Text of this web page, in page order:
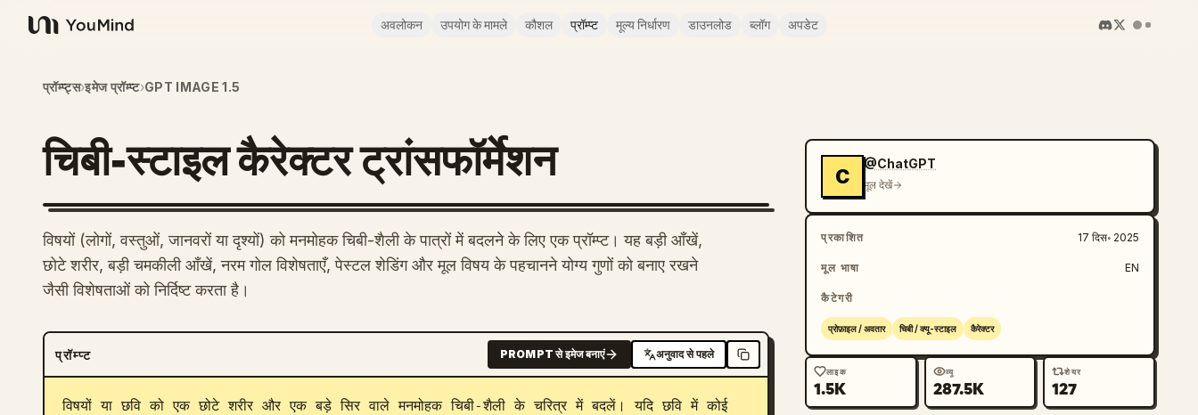
YouMind
अवलोकन उपयोग के मामले कौशल प्रॉम्प्ट मूल्य निर्धारण डाउनलोड ब्लॉग अपडेट
प्रॉम्प्ट्स›इमेज प्रॉम्प्ट›GPT IMAGE 1.5
चिबी-स्टाइल कैरेक्टर ट्रांसफॉर्मेशन
विषयों (लोगों, वस्तुओं, जानवरों या दृश्यों) को मनमोहक चिबी-शैली के पात्रों में बदलने के लिए एक प्रॉम्प्ट। यह बड़ी आँखें,
छोटे शरीर, बड़ी चमकीली आँखें, नरम गोल विशेषताएँ, पेस्टल शेडिंग और मूल विषय के पहचानने योग्य गुणों को बनाए रखने
जैसी विशेषताओं को निर्दिष्ट करता है।
प्रॉम्प्ट PROMPT से इमेज बनाएं अनुवाद से पहले
विषयों या छवि को एक छोटे शरीर और एक बड़े सिर वाले मनमोहक चिबी-शैली के चरित्र में बदलें। यदि छवि में कोई
C
@ChatGPT
मूल देखें
प्रकाशित 17 दिस॰ 2025
मूल भाषा EN
कैटेगरी
प्रोफ़ाइल / अवतार चिबी / क्यू-स्टाइल कैरेक्टर
लाइक
1.5K
व्यू
287.5K
शेयर
127